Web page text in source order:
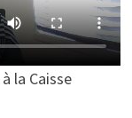
la Caisse